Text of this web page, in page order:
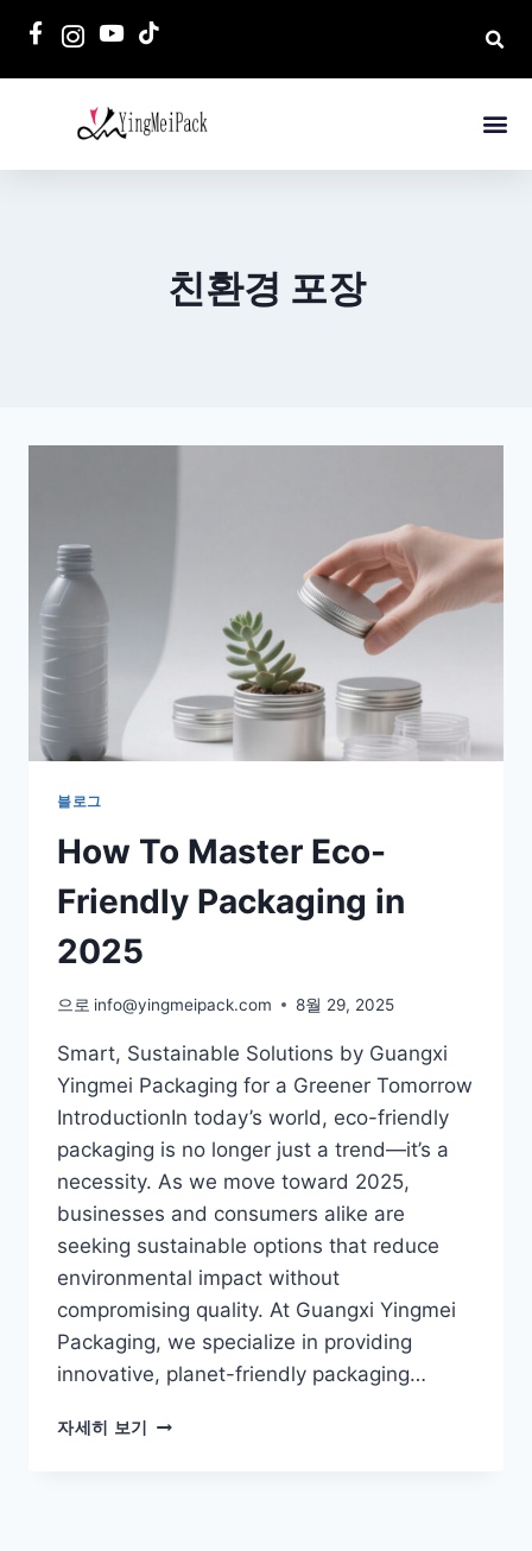
친환경 포장
블로그
How To Master Eco-
Friendly Packaging in
2025
으로 info@yingmeipack.com 8월 29, 2025
Smart, Sustainable Solutions by Guangxi
Yingmei Packaging for a Greener Tomorrow
IntroductionIn today’s world, eco-friendly
packaging is no longer just a trend—it’s a
necessity. As we move toward 2025,
businesses and consumers alike are
seeking sustainable options that reduce
environmental impact without
compromising quality. At Guangxi Yingmei
Packaging, we specialize in providing
innovative, planet-friendly packaging…
자세히 보기